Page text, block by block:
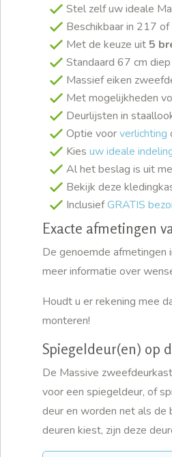
Stel zelf uw ideale
Beschikbaar in 217
Met de keuze uit 5
Standaard 67 cm diep
Massief eiken
Met mogelijkheden
Deurlijsten in
Optie voorverlichting
Kies uw ideale
Al het beslag is uit
Bekijk deze
InclusiefGRATIS
Exacte afmetingen
De genoemde afmetingen
meer informatie over
Houdt u er rekening mee
monteren!
Spiegeldeur(en) op
De Massive
voor een spiegeldeur, of
deur en worden net als de
deuren kiest, zijn deze